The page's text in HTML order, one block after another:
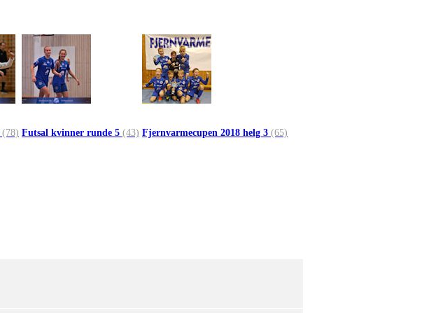
(78) Futsal kvinner runde 5 (43) Fjernvarmecupen 2018 helg 3 (65)